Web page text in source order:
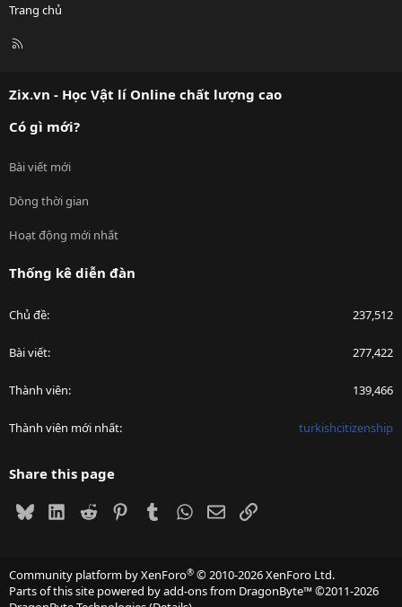
Trang chủ
R
Zix.vn - Học Vật lí Online chất lượng cao
Có gì mới?
Bài viết mới
Dòng thời gian
Hoạt động mới nhất
Thống kê diễn đàn
Chủ đề 237,512
Bài viết 277,422
Thành viên 139,466
Thành viên mới nhất turkishcitizenship
Share this page
BlueskyLinkedIn
Reddit PinterestTumblrWhatsApp
EmailLink
Community platform by XenForo® © 2010-2026 XenForo Ltd.
Parts of this site powered byadd-ons from DragonByte™©2011-2026